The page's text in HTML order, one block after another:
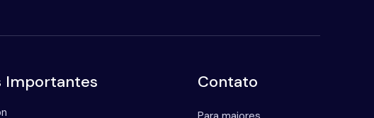
Importantes Contato